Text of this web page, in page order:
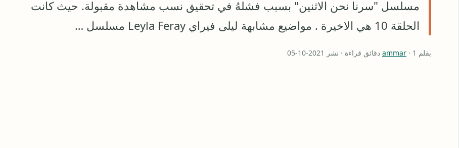
مسلسل "سرنا نحن الاثنين" بسبب فشلهُ في تحقيق نسب مشاهدة مقبولة. حيث كانت
الحلقة 10 هي الاخيرة . مواضيع مشابهة ليلى فيراي Leyla Feray مسلسل …
بقلم ammar · 1 دقائق قراءة · نشر 2021-10-05